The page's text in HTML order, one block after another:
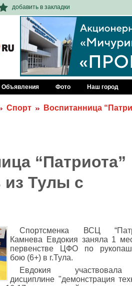
добавить в закладки
Объявления Фото Наш город
Спорт Воспитанница
“Патриота”
из Тулы с
Спортсменка ВСЦ
Камнева Евдокия заняла 1
первенстве ЦФО по
бою (6+) в г.Тула.
Евдокия
дисциплине "демонстрация